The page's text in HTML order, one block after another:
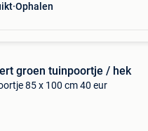
Ophalen
groen tuinpoortje / hek
85 x 100 cm 40 eur